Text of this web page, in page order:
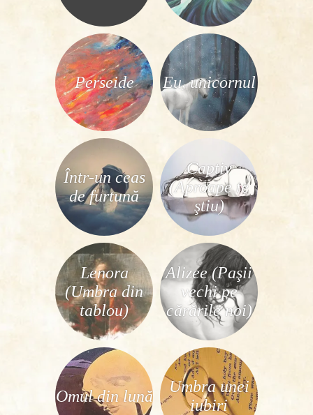
Perseide Eu, unicornul
Într-un ceas
de furtună
Captiv
(Aproape te
ştiu)
Lenora
(Umbra din
tablou)
Alizee (Paşii
vechi pe
cărările noi)
Omul din lună
Umbra unei
iubiri